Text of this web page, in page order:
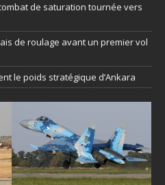
de saturation tournée vers
de roulage avant un premier vol
le poids stratégique d’Ankara